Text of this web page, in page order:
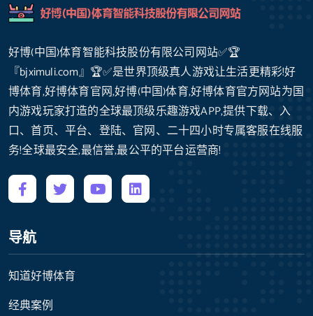
好博(中国)体育智能科技股份有限公司网站✅🏆
『bjximuli.com』🏆✅是世界顶级真人游戏让生活更精彩!好
博体育,好博体育官网,好博(中国)体育,好博体育官方网站为国
内游戏玩家打造的全球最顶级乐趣游戏APP,提供下载、入
口、首页、平台、登陆、官网、二十四小时专属客服在线服
务!全球最安全,最信誉,最公平的平台运营商!
导航
知道好博体育
经典案例